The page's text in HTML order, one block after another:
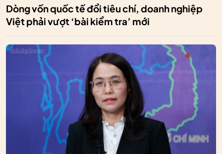
Dòng vốn quốc tế đổi tiêu chí, doanh nghiệp
Việt phải vượt ‘bài kiểm tra’ mới